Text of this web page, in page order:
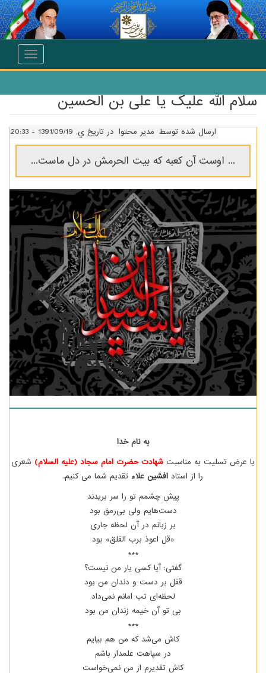
انتقال به محتوای اصلی
Toggle
سلام الله علیک یا علی بن الحسین
ارسال شده توسط مدیر محتوا در تاریخ ي, 1391/09/19 - 20:33
... اوست آن کعبه که بیت الحرمش در دل ماست...
به نام خدا
با عرض تسلیت به مناسبت شهادت حضرت امام سجاد (علیه السلام) شعری
را از استاد افشین علاء تقدیم شما می کنیم.
پیش چشمم تو را سر بریدند
دست‌هایم ولی بی‌رمق بود
بر زبانم در آن لحظه جاری
«قل اعوذ برب الفلق» بود
***
گفتی: آیا کسی یار من نیست؟
قفل بر دست و دندان من بود
لحظه‌ای تب امانم نمی‌داد
بی‌ تو آن خیمه زندان من بود
***
کاش می‌شد که من هم بیایم
در سپاهت علمدار باشم
کاش تقدیرم از من نمی‌خواست